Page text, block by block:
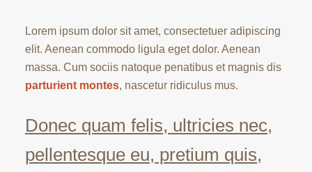
Lorem ipsum dolor sit amet, consectetuer adipiscing
elit. Aenean commodo ligula eget dolor. Aenean
massa. Cum sociis natoque penatibus et magnis dis
parturient montes, nascetur ridiculus mus.
Donec quam felis, ultricies nec,
pellentesque eu, pretium quis,